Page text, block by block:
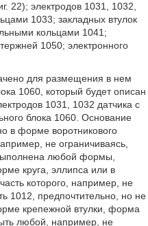
22); электродов 1031, 1032,
1033; закладных втулок
кольцами 1041;
1050; электронного
для размещения в нем
1060, который будет описан
1031, 1032 датчика с
блока 1060. Основание
в форме воротникового
не ограничиваясь,
любой формы,
круга, эллипса или в
которого, например, не
1012, предпочтительно, но не
крепежной втулки, форма
любой, например, не